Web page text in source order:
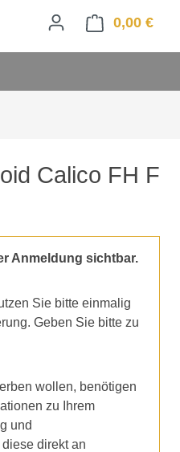
0,00 €
Calico FH F
Anmeldung sichtbar.
Sie bitte einmalig
Geben Sie bitte zu
wollen, benötigen
zu Ihrem
und
direkt an